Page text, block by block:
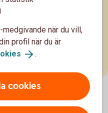
beror på din
inkomst under hela ditt
spelar roll. Är det
sätt. Läs våra tips
Pension
när du vill,
profil när du är
.
cookies